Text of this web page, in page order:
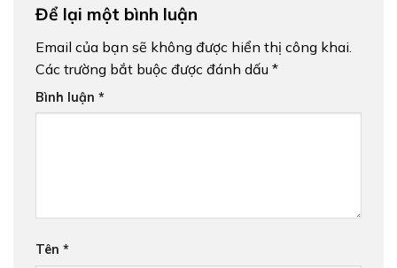
Để lại một bình luận
Email của bạn sẽ không được hiển thị công khai.
Các trường bắt buộc được đánh dấu *
Bình luận *
Tên *